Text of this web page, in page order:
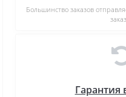
Большинство заказов
Гарантия